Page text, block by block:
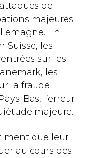
de
majeures
En
Suisse, les
sur les
les
la fraude
Bas, l’erreur
majeure.
que leur
au cours des